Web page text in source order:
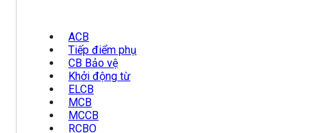
ACB
Tiếp điểm phụ
CB Bảo vệ
Khởi động từ
ELCB
MCB
MCCB
RCBO